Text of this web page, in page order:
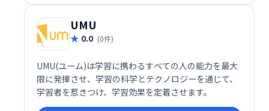
UMU
0.0 (0件)
UMU(ユーム)は学習に携わるすべての人の能力を最大
限に発揮させ、学習の科学とテクノロジーを通じて、
学習者を惹きつけ、学習効果を定着させます。